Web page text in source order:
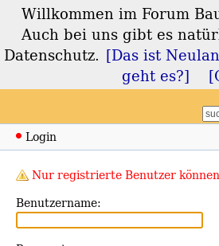
Forum
Umwelt
Login
Nur registrierte Benutzer
Benutzername:
Willkommen im Forum
Auch bei uns gibt es
Datenschutz. [Das ist
geht es?]